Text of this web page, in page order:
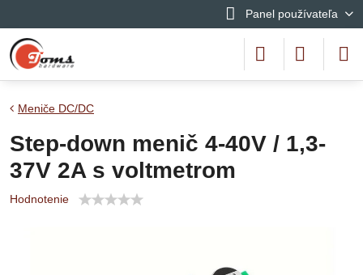
Panel používateľa
Meniče DC/DC
Step-down menič 4-40V / 1,3-
37V 2A s voltmetrom
Hodnotenie